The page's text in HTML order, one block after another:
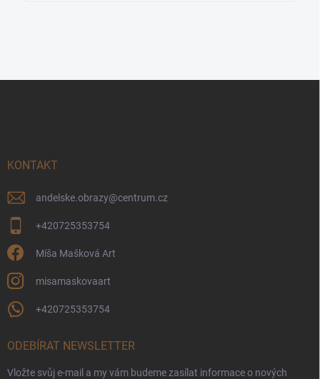
KONTAKT
andelske.obrazy@centrum.cz
+420725353754
Míša Mašková Art
misamaskovaart
+420725353754
ODEBÍRAT NEWSLETTER
Vložte svůj e-mail a my vám budeme zasílat informace o nových